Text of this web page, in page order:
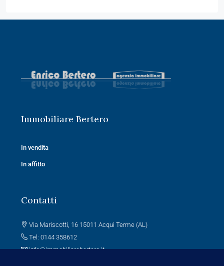
Immobiliare Bertero
In vendita
In affitto
Contatti
Via Mariscotti, 16 15011 Acqui Terme (AL)
Tel: 0144 358612
info@immobiliarebertero.it